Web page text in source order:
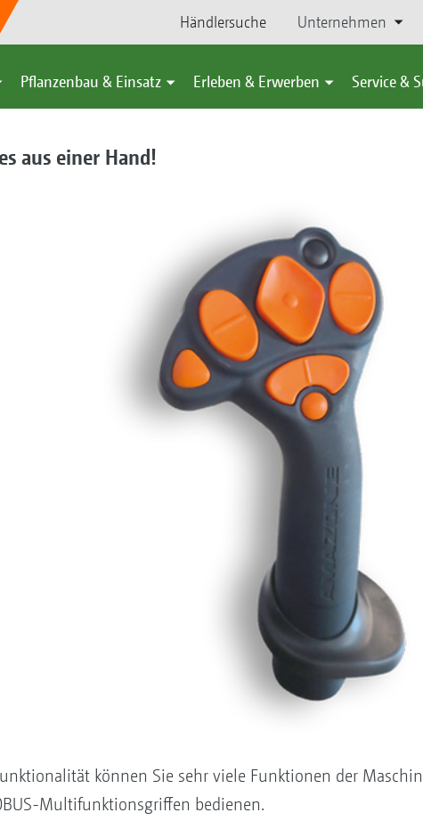
Händlersuche Unternehmen
Pflanzenbau & Einsatz Erleben & Erwerben Service &
aus einer Hand!
können Sie sehr viele Funktionen der
Multifunktionsgriffen bedienen.